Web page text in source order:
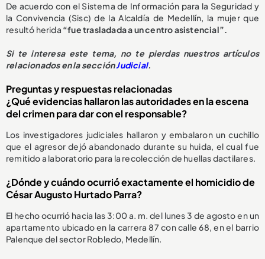
De acuerdo con el Sistema de Información para la Seguridad y
la Convivencia (Sisc) de la Alcaldía de Medellín, la mujer que
resultó herida “fue trasladada a un centro asistencial”.
Si te interesa este tema, no te pierdas nuestros artículos
relacionados en la secciónJudicial.
Preguntas y respuestas relacionadas
¿Qué evidencias hallaron las autoridades en la escena
del crimen para dar con el responsable?
Los investigadores judiciales hallaron y embalaron un cuchillo
que el agresor dejó abandonado durante su huida, el cual fue
remitido a laboratorio para la recolección de huellas dactilares.
¿Dónde y cuándo ocurrió exactamente el homicidio de
César Augusto Hurtado Parra?
El hecho ocurrió hacia las 3:00 a. m. del lunes 3 de agosto en un
apartamento ubicado en la carrera 87 con calle 68, en el barrio
Palenque del sector Robledo, Medellín.